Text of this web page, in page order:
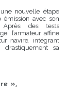
nouvelle étape
émission avec son
des tests
l’armateur affine
navire, intégrant
drastiquement sa
»,